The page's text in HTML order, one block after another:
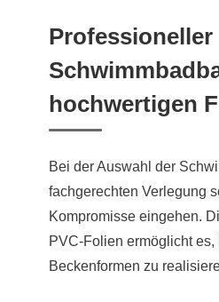
Professioneller
hochwertigen
Bei der Auswahl der
fachgerechten Verlegung
Kompromisse eingehen.
PVC-Folien ermöglicht
Beckenformen zu